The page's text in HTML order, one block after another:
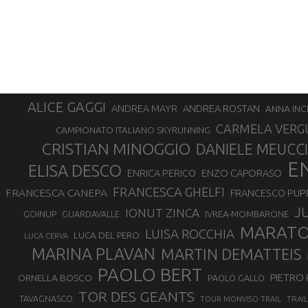
ALICE GAGGI ANDREA MAYR ANDREA ROSTAN ANNA
CAMPIONATO ITALIANO SKYRUNNING CARMELA
CRISTIAN MINOGGIO DANIELE MEUCCI
ELISA DESCO ENRICA PERICO ENZO CAPORASO
FRANCESCA CANEPA FRANCESCA GHELFI FRANCESCO
GOINUP GUARDAVALLE IONUT ZINCA IVREA-MOMBARONE
LUCA CERVA LUCA DEL PERO LUISA ROCCHIA
MARINA PLAVAN MARTIN DEMATTEIS
ORNELLA BOSCO PAOLO BERT PAOLO GALLO PIETRO
TAVAGNASCO TOR DES GEANTS TOUR MONVISO TRAIL